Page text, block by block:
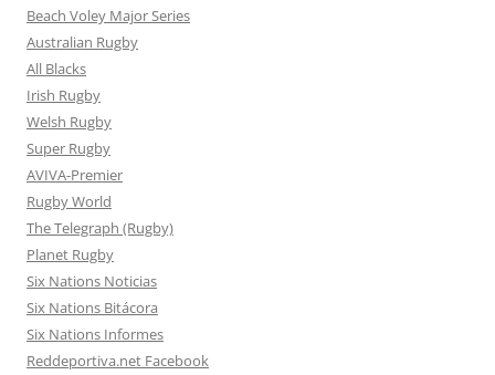
Beach Voley Major Series
Australian Rugby
All Blacks
Irish Rugby
Welsh Rugby
Super Rugby
AVIVA-Premier
Rugby World
The Telegraph (Rugby)
Planet Rugby
Six Nations Noticias
Six Nations Bitácora
Six Nations Informes
Reddeportiva.net Facebook